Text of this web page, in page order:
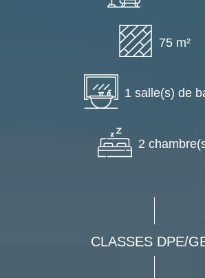
75 m²
1 salle(s) de
2
CLASSES DPE/